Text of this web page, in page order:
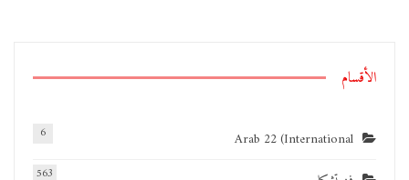
الأقسام
Arab 22 (International
6
563